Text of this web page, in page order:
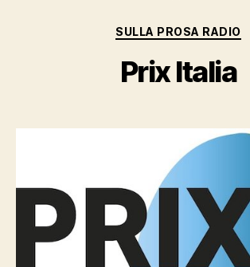
Categorie
SULLA PROSA RADIO
Prix Italia